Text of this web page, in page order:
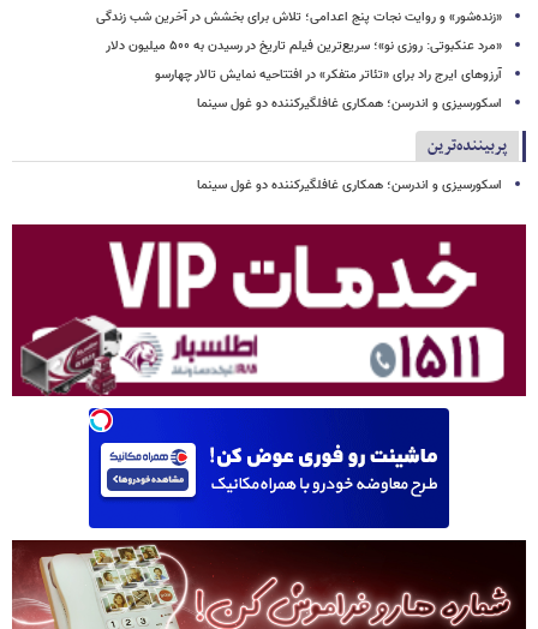
«زنده‌شور» و روایت نجات پنج اعدامی؛ تلاش برای بخشش در آخرین شب زندگی
«مرد عنکبوتی: روزی نو»؛ سریع‌ترین فیلم تاریخ در رسیدن به ۵۰۰ میلیون دلار
آرزوهای ایرج راد برای «تئاتر متفکر» در افتتاحیه نمایش تالار چهارسو
اسکورسیزی و اندرسن؛ همکاری غافلگیرکننده دو غول سینما
پربیننده‌ترین
اسکورسیزی و اندرسن؛ همکاری غافلگیرکننده دو غول سینما